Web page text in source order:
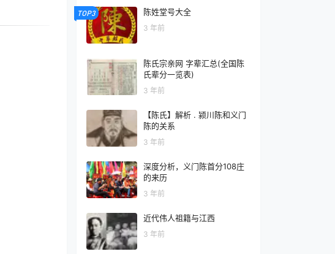
TOP3 陈姓堂号大全
3 年前
陈氏宗亲网 字辈汇总(全国陈
氏辈分一览表)
3 年前
【陈氏】解析 . 颍川陈和义门
陈的关系
3 年前
深度分析，义门陈首分108庄
的来历
3 年前
近代伟人祖籍与江西
3 年前